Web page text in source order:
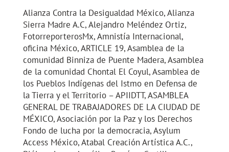
Alianza Contra la Desigualdad México, Alianza
Sierra Madre A.C, Alejandro Meléndez Ortiz,
FotorreporterosMx, Amnistía Internacional,
oficina México, ARTICLE 19, Asamblea de la
comunidad Binniza de Puente Madera, Asamblea
de la comunidad Chontal El Coyul, Asamblea de
los Pueblos Indígenas del Istmo en Defensa de
la Tierra y el Territorio – APIIDTT, ASAMBLEA
GENERAL DE TRABAJADORES DE LA CIUDAD DE
MÉXICO, Asociación por la Paz y los Derechos
Fondo de lucha por la democracia, Asylum
Access México, Atabal Creación Artística A.C.,